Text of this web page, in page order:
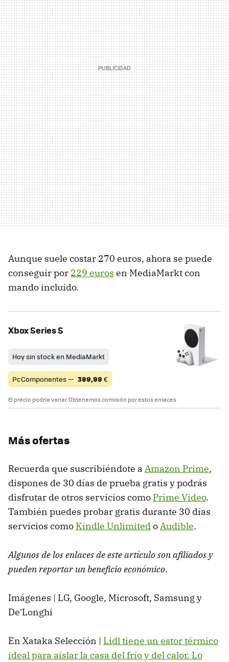
Aunque suele costar 270 euros, ahora se puede
conseguir por 229 euros en MediaMarkt con
mando incluido.
Xbox Series S
Hoy sin stock en MediaMarkt
PcComponentes — 399,99 €
El precio podría variar. Obtenemos comisión por estos enlaces
Más ofertas
Recuerda que suscribiéndote a Amazon Prime,
dispones de 30 días de prueba gratis y podrás
disfrutar de otros servicios como Prime Video.
También puedes probar gratis durante 30 días
servicios como Kindle UnlimitedoAudible.
Algunos de los enlaces de este artículo son afiliados y
pueden reportar un beneficio económico.
Imágenes | LG, Google, Microsoft, Samsung y
De'Longhi
En Xataka Selección | Lidl tiene un estor térmico
ideal para aislar la casa del frío y del calor. Lo